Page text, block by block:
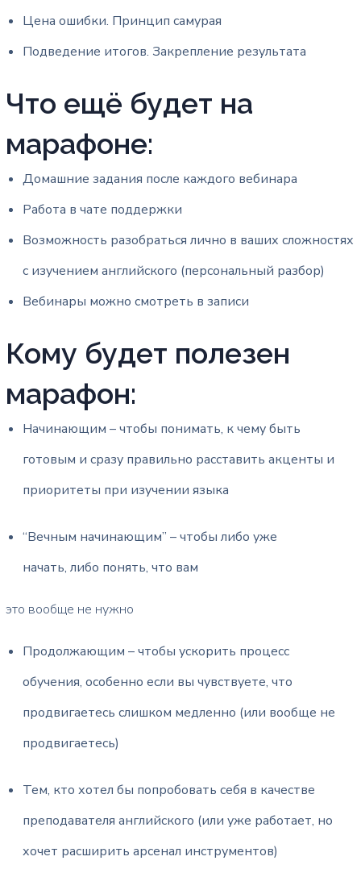
Цена ошибки. Принцип самурая
Подведение итогов. Закрепление результата
Что ещё будет на
марафоне:
Домашние задания после каждого вебинара
Работа в чате поддержки
Возможность разобраться лично в ваших сложностях
с изучением английского (персональный разбор)
Вебинары можно смотреть в записи
Кому будет полезен
марафон:
Начинающим – чтобы понимать, к чему быть
готовым и сразу правильно расставить акценты и
приоритеты при изучении языка
“Вечным начинающим” – чтобы либо уже
начать, либо понять, что вам
это вообще не нужно
Продолжающим – чтобы ускорить процесс
обучения, особенно если вы чувствуете, что
продвигаетесь слишком медленно (или вообще не
продвигаетесь)
Тем, кто хотел бы попробовать себя в качестве
преподавателя английского (или уже работает, но
хочет расширить арсенал инструментов)